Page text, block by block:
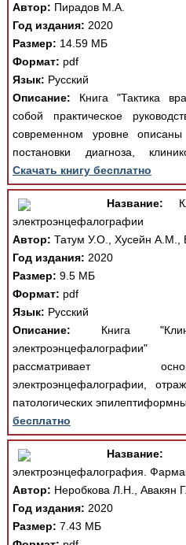
Автор: Пирадов М.А.
Год издания: 2020
Размер: 14.59 МБ
Формат: pdf
Язык: Русский
Описание: Книга "Тактика
собой практическое
современном уровне
постановки диагноза,
Скачать книгу бесплатно
Название:
электроэнцефалографии
Автор: Татум У.О., Хусейн А.М.,
Год издания: 2020
Размер: 9.5 МБ
Формат: pdf
Язык: Русский
Описание: Книга
рассматривает
электроэнцефалографии,
патологических
бесплатно
Название:
электроэнцефалография.
Автор: Неробкова Л.Н., Авакян
Год издания: 2020
Размер: 7.43 МБ